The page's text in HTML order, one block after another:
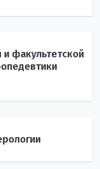
факультетской